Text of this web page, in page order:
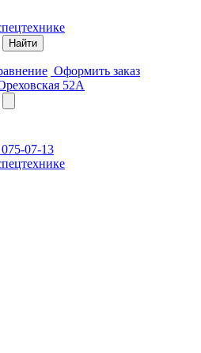
Оформить заказ
52А
07-13